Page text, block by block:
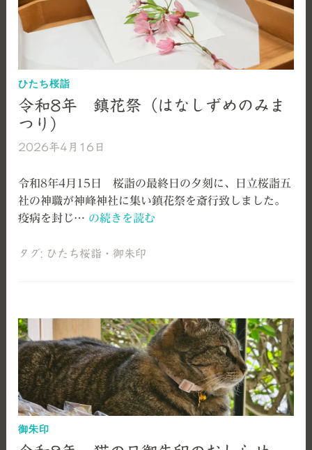
ひたち桜詣
令和8年 鎮花祭（はなしずめのみま
つり）
2026年4月16日
社
令和8年4月15日 桜詣の最終日の夕刻に、日立桜詣五
社の神職が神峰神社に集い鎮花祭を斎行致しました。
疫病を封じ… 令
8
祭
（は
な
し
ず
め
み
の続きを読む
タグ: ひたち桜詣 ・御朱印
御朱印